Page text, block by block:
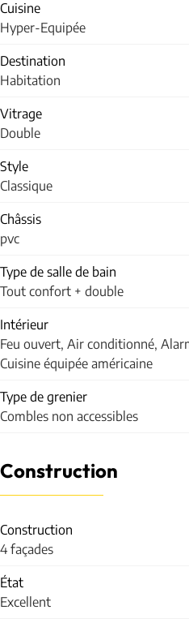
Cuisine
Hyper-Equipée
Destination
Habitation
Vitrage
Double
Style
Classique
Châssis
pvc
Type de salle de bain
Tout confort + double
Intérieur
Feu ouvert, Air conditionné,
Cuisine équipée américaine
Type de grenier
Combles non accessibles
Construction
Construction
4 façades
État
Excellent